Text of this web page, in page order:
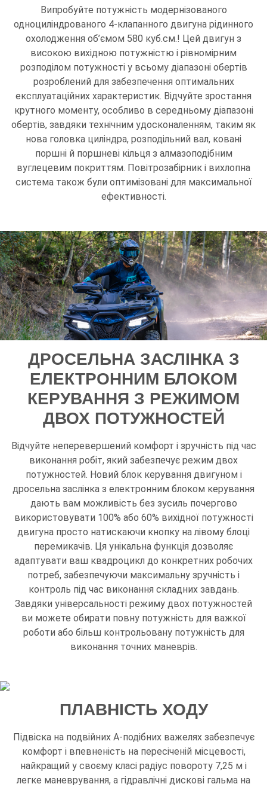
Випробуйте потужність модернізованого
одноциліндрованого 4-клапанного двигуна рідинного
охолодження об’ємом 580 куб.см.! Цей двигун з
високою вихідною потужністю і рівномірним
розподілом потужності у всьому діапазоні обертів
розроблений для забезпечення оптимальних
експлуатаційних характеристик. Відчуйте зростання
крутного моменту, особливо в середньому діапазоні
обертів, завдяки технічним удосконаленням, таким як
нова головка циліндра, розподільний вал, ковані
поршні й поршневі кільця з алмазоподібним
вуглецевим покриттям. Повітрозабірник і вихлопна
система також були оптимізовані для максимальної
ефективності.
ДРОСЕЛЬНА ЗАСЛІНКА З
ЕЛЕКТРОННИМ БЛОКОМ
КЕРУВАННЯ З РЕЖИМОМ
ДВОХ ПОТУЖНОСТЕЙ
Відчуйте неперевершений комфорт і зручність під час
виконання робіт, який забезпечує режим двох
потужностей. Новий блок керування двигуном і
дросельна заслінка з електронним блоком керування
дають вам можливість без зусиль почергово
використовувати 100% або 60% вихідної потужності
двигуна просто натискаючи кнопку на лівому блоці
перемикачів. Ця унікальна функція дозволяє
адаптувати ваш квадроцикл до конкретних робочих
потреб, забезпечуючи максимальну зручність і
контроль під час виконання складних завдань.
Завдяки універсальності режиму двох потужностей
ви можете обирати повну потужність для важкої
роботи або більш контрольовану потужність для
виконання точних маневрів.
ПЛАВНІСТЬ ХОДУ
Підвіска на подвійних А-подібних важелях забезпечує
комфорт і впевненість на пересіченій місцевості,
найкращий у своєму класі радіус повороту 7,25 м і
легке маневрування, а гідравлічні дискові гальма на